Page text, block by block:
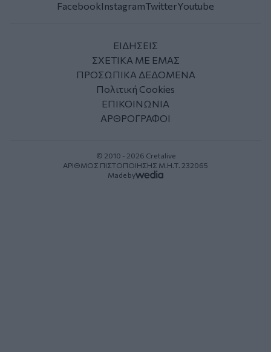
FacebookInstagramTwitterYoutube
ΕΙΔΗΣΕΙΣ
ΣΧΕΤΙΚΑ ΜΕ ΕΜΑΣ
ΠΡΟΣΩΠΙΚΑ ΔΕΔΟΜΕΝΑ
Πολιτική Cookies
ΕΠΙΚΟΙΝΩΝΙΑ
ΑΡΘΡΟΓΡΑΦΟΙ
© 2010 - 2026 Cretalive
ΑΡΙΘΜΟΣ ΠΙΣΤΟΠΟΙΗΣΗΣ Μ.Η.Τ. 232065
Made by